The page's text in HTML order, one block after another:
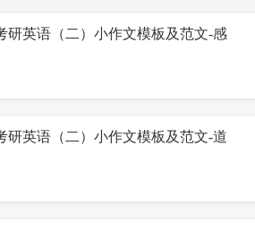
研英语（二）小作文模板及范文-感
研英语（二）小作文模板及范文-道